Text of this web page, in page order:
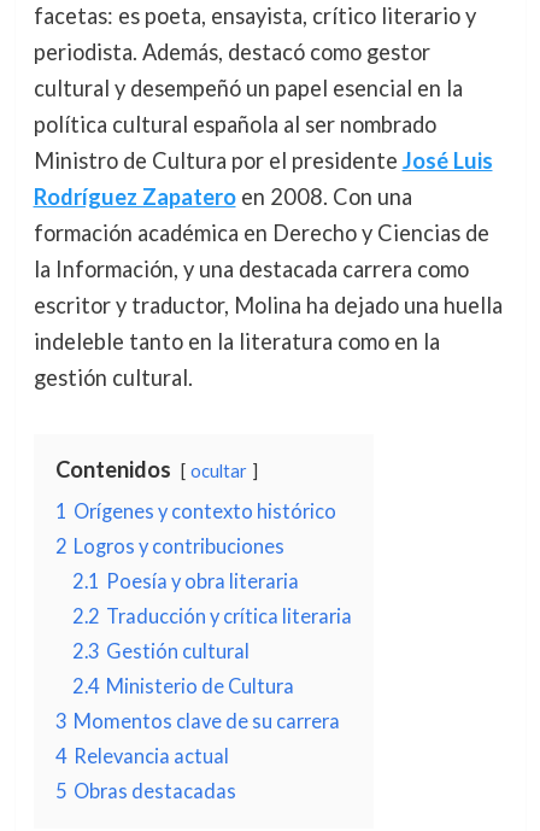
facetas: es poeta, ensayista, crítico literario y
periodista. Además, destacó como gestor
cultural y desempeñó un papel esencial en la
política cultural española al ser nombrado
Ministro de Cultura por el presidente José Luis
Rodríguez Zapateroen 2008. Con una
formación académica en Derecho y Ciencias de
la Información, y una destacada carrera como
escritor y traductor, Molina ha dejado una huella
indeleble tanto en la literatura como en la
gestión cultural.
Contenidos ocultar
1 Orígenes y contexto histórico
2 Logros y contribuciones
2.1 Poesía y obra literaria
2.2 Traducción y crítica literaria
2.3 Gestión cultural
2.4 Ministerio de Cultura
3 Momentos clave de su carrera
4 Relevancia actual
5 Obras destacadas